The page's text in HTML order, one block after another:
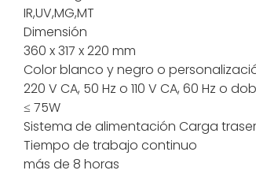
IR,UV,MG,MT
Dimensión
360 x 317 x 220 mm
Colorblanco y negro o
220 V CA, 50 Hz o 110 V CA, 60 Hz o
≤ 75W
Sistema de alimentación Carga
Tiempo de trabajo continuo
más de 8 horas